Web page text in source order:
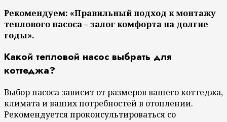
Рекомендуем: «Правильный подход к монтажу
теплового насоса – залог комфорта на долгие
годы».
Какой тепловой насос выбрать для
коттеджа?
Выбор насоса зависит от размеров вашего коттеджа,
климата и ваших потребностей в отоплении.
Рекомендуется проконсультироваться со